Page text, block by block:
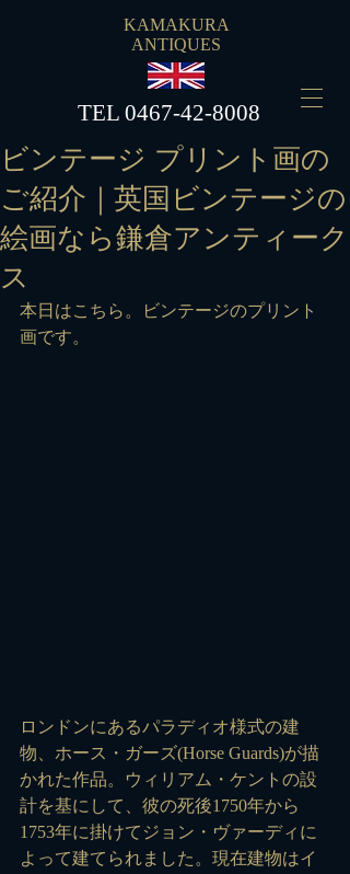
KAMAKURA
ANTIQUES
​TEL 0467-42-8008
ビンテージ プリント画の
ご紹介｜英国ビンテージの
絵画なら鎌倉アンティーク
ス
本日はこちら。ビンテージのプリント
画です。
ロンドンにあるパラディオ様式の建
物、ホース・ガーズ(Horse Guards)が描
かれた作品。ウィリアム・ケントの設
計を基にして、彼の死後1750年から
1753年に掛けてジョン・ヴァーディに
よって建てられました。現在建物はイ